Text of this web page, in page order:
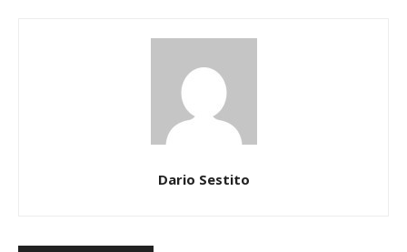
Dario Sestito